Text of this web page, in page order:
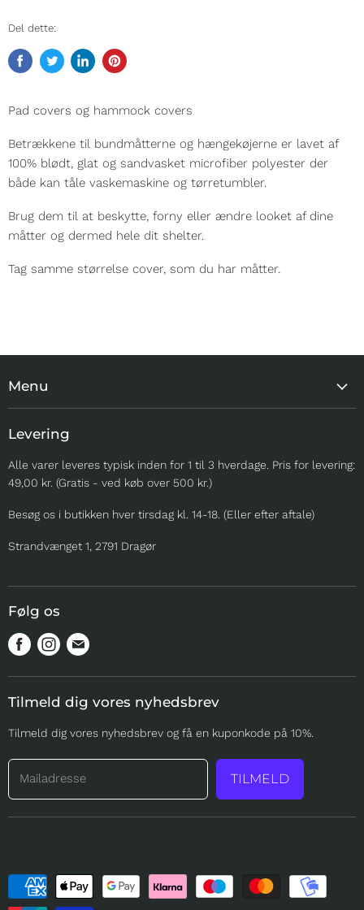
Del dette:
Del
Facebook
Tweet
Twitter
Del
LinkedIn
Pin
Pinterest
Pad covers og hammock covers
Betrækkene til bundmåtterne og hængekøjerne er lavet af
100% blødt, glat og sandvasket microfiber polyester der
både kan tåle vaskemaskine og tørretumbler.
Brug dem til at beskytte, forny eller ændre looket af dine
måtter og dermed hele dit shelter.
Tag samme størrelse cover, som du har måtter.
Menu
TIL HJEMMET
TIL TUREN
TIL UDSTILLING
TIL OPDRÆTTERE
SOMMER
Levering
Alle varer leveres typisk inden for 1 til 3 hverdage. Pris for levering:
49,00 kr. (Gratis - ved køb over 500 kr.)
Besøg os i butikken hver tirsdag kl. 14-18. (Eller efter aftale)
Strandvænget 1, 2791 Dragør
Følg os
Find
Facebook
Find
Instagram
Find
Mail
Tilmeld dig vores nyhedsbrev
Tilmeld dig vores nyhedsbrev og få en kuponkode på 10%.
Mailadresse TILMELD